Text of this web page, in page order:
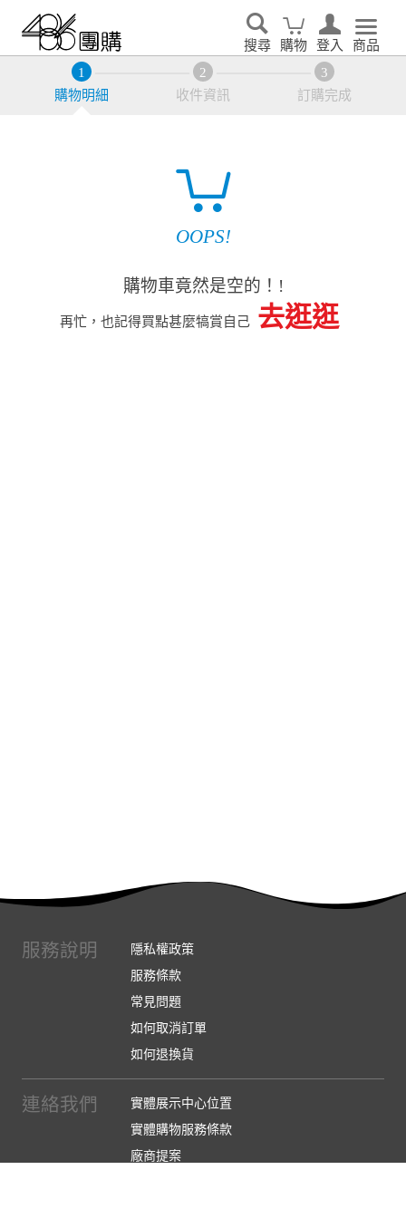
搜尋 購物 登入 商品
購物明細 收件資訊 訂購完成
OOPS!
購物車竟然是空的！!
再忙，也記得買點甚麼犒賞自己 去逛逛
服務說明
隱私權政策
服務條款
常見問題
如何取消訂單
如何退換貨
連絡我們
實體展示中心位置
實體購物服務條款
廠商提案